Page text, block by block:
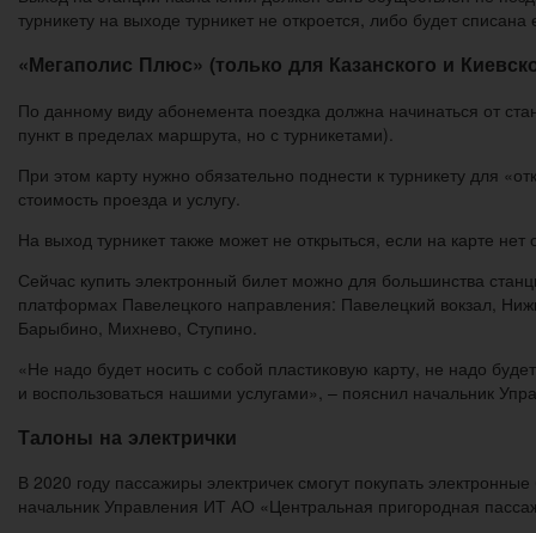
турникету на выходе турникет не откроется, либо будет
«Мегаполис Плюс» (только для Казанского и
По данному виду абонемента поездка должна начинаться от
пункт в пределах маршрута, но с турникетами).
При этом карту нужно обязательно поднести к турникету для
стоимость проезда и услугу.
На выход турникет также может не открыться, если на карте нет
Сейчас купить электронный билет можно для большинства
платформах Павелецкого направления: Павелецкий вокзал,
Барыбино, Михнево, Ступино.
«Не надо будет носить с собой пластиковую карту, не надо
и воспользоваться нашими услугами», – пояснил начальник
Талоны на электрички
В 2020 году пассажиры электричек смогут покупать
начальник Управления ИТ АО «Центральная пригородная